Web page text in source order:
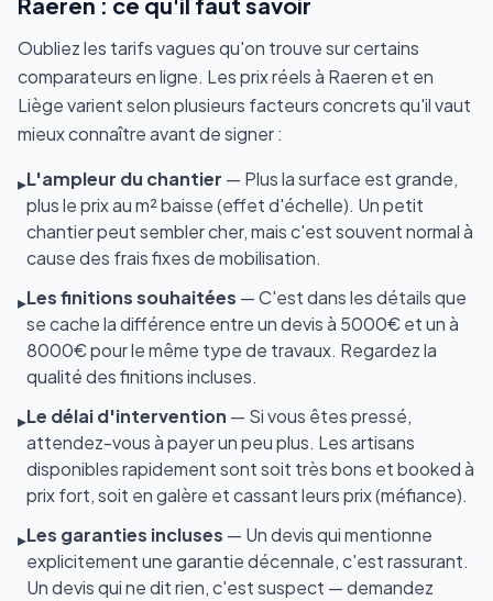
Oubliez les tarifs vagues qu'on trouve sur certains
comparateurs en ligne. Les prix réels à Raeren et en
Liège varient selon plusieurs facteurs concrets qu'il vaut
mieux connaître avant de signer :
▸L'ampleur du chantier — Plus la surface est grande,
plus le prix au m² baisse (effet d'échelle). Un petit
chantier peut sembler cher, mais c'est souvent normal à
cause des frais fixes de mobilisation.
▸Les finitions souhaitées — C'est dans les détails que
se cache la différence entre un devis à 5000€ et un à
8000€ pour le même type de travaux. Regardez la
qualité des finitions incluses.
▸Le délai d'intervention — Si vous êtes pressé,
attendez-vous à payer un peu plus. Les artisans
disponibles rapidement sont soit très bons et booked à
prix fort, soit en galère et cassant leurs prix (méfiance).
▸Les garanties incluses — Un devis qui mentionne
explicitement une garantie décennale, c'est rassurant.
Un devis qui ne dit rien, c'est suspect — demandez